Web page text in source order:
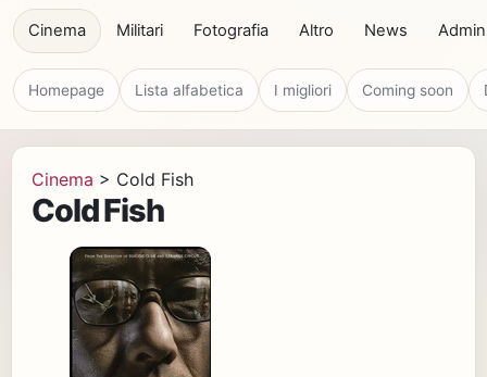
Cinema Militari Fotografia Altro News Admin
Homepage Lista alfabetica I migliori Coming soon
Cinema > Cold Fish
Cold Fish